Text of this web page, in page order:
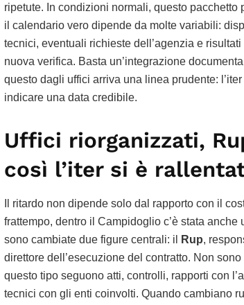
ripetute. In condizioni normali, questo pacchetto
il calendario vero dipende da molte variabili:
tecnici, eventuali richieste dell’agenzia e
nuova verifica. Basta un’integrazione
questo dagli uffici arriva una linea prudente:
indicare una data credibile.
Uffici riorganizzati,
così l’iter si è
Il ritardo non dipende solo dal rapporto con il
frattempo, dentro il Campidoglio c’è stata
sono cambiate due figure centrali: il
Rup,
direttore dell’esecuzione del contratto. Non
questo tipo seguono atti, controlli, rapporti con
tecnici con gli enti coinvolti. Quando cambiano